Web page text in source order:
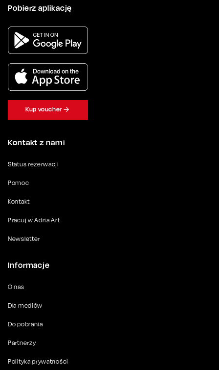
Kontakt z nami
Status rezerwacji
Pomoc
Kontakt
Pracuj w Adria Art
Newsletter
Informacje
O nas
Dla mediów
Do pobrania
Partnerzy
Polityka prywatności
Pobierz aplikację
Kup voucher